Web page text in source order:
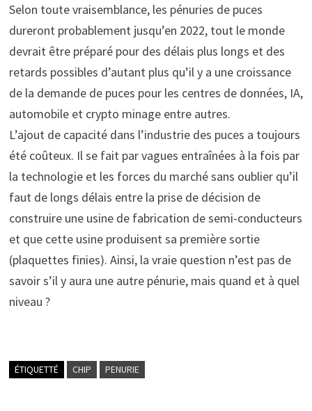
Selon toute vraisemblance, les pénuries de puces
dureront probablement jusqu’en 2022, tout le monde
devrait être préparé pour des délais plus longs et des
retards possibles d’autant plus qu’il y a une croissance
de la demande de puces pour les centres de données, IA,
automobile et crypto minage entre autres.
L’ajout de capacité dans l’industrie des puces a toujours
été coûteux. Il se fait par vagues entraînées à la fois par
la technologie et les forces du marché sans oublier qu’il
faut de longs délais entre la prise de décision de
construire une usine de fabrication de semi-conducteurs
et que cette usine produisent sa première sortie
(plaquettes finies). Ainsi, la vraie question n’est pas de
savoir s’il y aura une autre pénurie, mais quand et à quel
niveau ?
ÉTIQUETTÉ CHIP PENURIE